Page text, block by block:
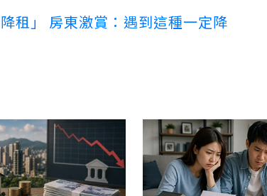
租」 房東激賞：遇到這種一定降